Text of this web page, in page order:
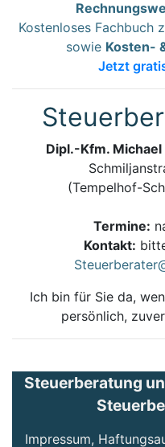
Kostenloses Fachbuch
sowie Kosten-
Jetzt
Dipl.-Kfm.
(Tempelhof-
Termine:
Kontakt:
Ich bin für Sie da,
persönlich,
Steuerberatung
Impressum,